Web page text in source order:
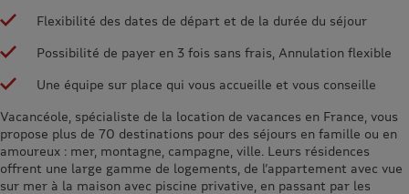
Flexibilité des dates de départ et de la durée du séjour
Possibilité de payer en 3 fois sans frais, Annulation flexible
Une équipe sur place qui vous accueille et vous conseille
Vacancéole, spécialiste de la location de vacances en France, vous
propose plus de 70 destinations pour des séjours en famille ou en
amoureux : mer, montagne, campagne, ville. Leurs résidences
offrent une large gamme de logements, de l’appartement avec vue
sur mer à la maison avec piscine privative, en passant par les